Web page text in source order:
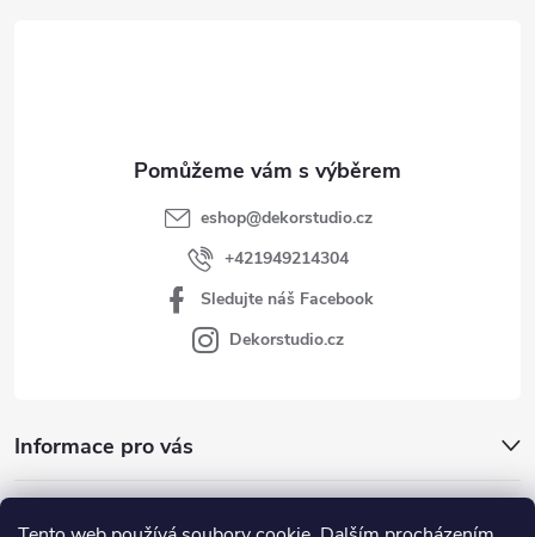
Informace pro vás
eshop@dekorstudio.cz
+421949214304
Sledujte náš Facebook
Dekorstudio.cz